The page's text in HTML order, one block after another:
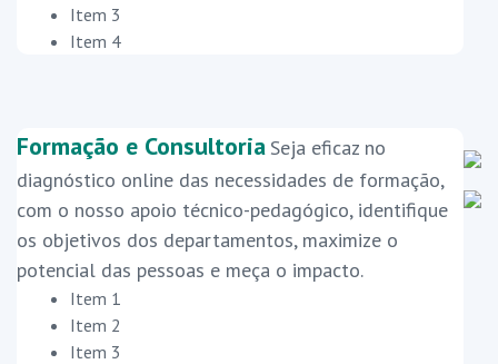
Item 3
Item 4
Formação e Consultoria Seja eficaz no
diagnóstico online das necessidades de formação,
com o nosso apoio técnico-pedagógico, identifique
os objetivos dos departamentos, maximize o
potencial das pessoas e meça o impacto.
Item 1
Item 2
Item 3